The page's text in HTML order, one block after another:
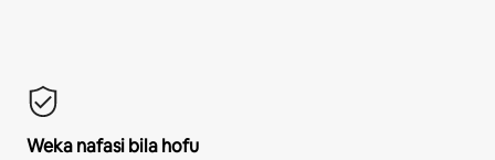
Weka nafasi bila hofu